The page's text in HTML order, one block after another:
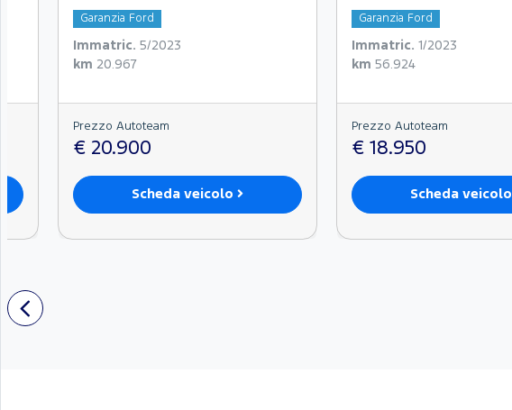
Garanzia Ford
Immatric. 5/2023
km 20.967
Prezzo Autoteam
€ 20.900
Scheda veicolo
Garanzia Ford
Immatric. 1/2023
km 56.924
Prezzo Autoteam
€ 18.950
Scheda veicolo